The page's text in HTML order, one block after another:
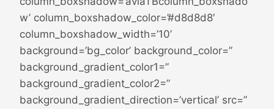
w’ column_boxshadow_color=’#d8d8d8′
column_boxshadow_width=’10’
background=’bg_color’ background_color=”
background_gradient_color1=”
background_gradient_color2=”
background_gradient_direction=’vertical’ src=”